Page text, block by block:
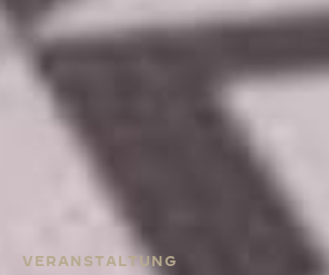
VERANSTALTUNG